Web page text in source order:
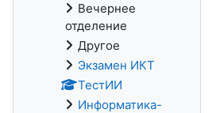
Вечернее
отделение
Другое
Экзамен ИКТ
ТестИИ
Информатика-